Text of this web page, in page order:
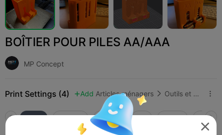
BOÎTIER POUR PILES AA/AAA
MP Concept
Print Settings (4)  Add Articles ménagers  Outils et pièces de rechange 
K2 Pro
